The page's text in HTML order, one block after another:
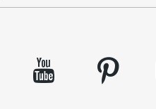
youtube pinterest